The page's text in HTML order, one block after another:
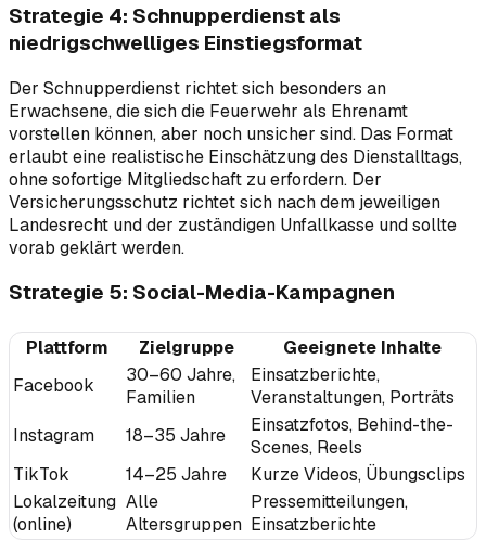
Strategie 4: Schnupperdienst als
niedrigschwelliges Einstiegsformat
Der Schnupperdienst richtet sich besonders an
Erwachsene, die sich die Feuerwehr als Ehrenamt
vorstellen können, aber noch unsicher sind. Das Format
erlaubt eine realistische Einschätzung des Dienstalltags,
ohne sofortige Mitgliedschaft zu erfordern. Der
Versicherungsschutz richtet sich nach dem jeweiligen
Landesrecht und der zuständigen Unfallkasse und sollte
vorab geklärt werden.
Strategie 5: Social-Media-Kampagnen
Plattform Zielgruppe
Geeignete Inhalte
Facebook
30–60 Jahre,
Familien
Einsatzberichte,
Veranstaltungen, Porträts
Instagram
18–35 Jahre
Einsatzfotos, Behind-the-
Scenes, Reels
TikTok
14–25 Jahre
Kurze Videos, Übungsclips
Lokalzeitung
(online)
Alle
Altersgruppen
Pressemitteilungen,
Einsatzberichte